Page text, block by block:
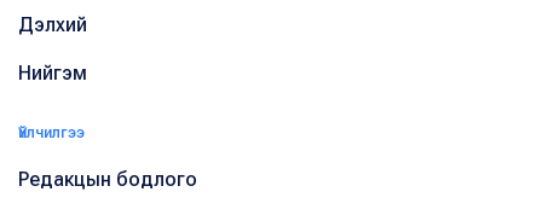
Дэлхий
Нийгэм
Үйлчилгээ
Редакцын бодлого